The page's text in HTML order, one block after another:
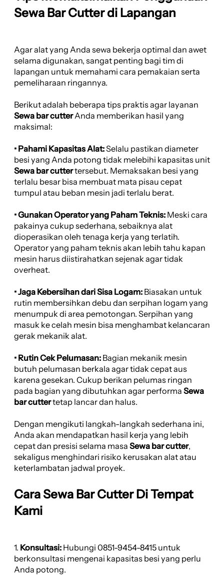
Sewa Bar Cutter di Lapangan
Agar alat yang Anda sewa bekerja optimal dan awet
selama digunakan, sangat penting bagi tim di
lapangan untuk memahami cara pemakaian serta
pemeliharaan ringannya.
Berikut adalah beberapa tips praktis agar layanan
Sewa bar cutterAnda memberikan hasil yang
maksimal:
• Pahami Kapasitas Alat:Selalu pastikan diameter
besi yang Anda potong tidak melebihi kapasitas unit
Sewa bar cuttertersebut. Memaksakan besi yang
terlalu besar bisa membuat mata pisau cepat
tumpul atau beban mesin jadi terlalu berat.
• Gunakan Operator yang Paham Teknis: Meski cara
pakainya cukup sederhana, sebaiknya alat
dioperasikan oleh tenaga kerja yang terlatih.
Operator yang paham teknis akan lebih tahu kapan
mesin harus diistirahatkan sejenak agar tidak
overheat.
• Jaga Kebersihan dari Sisa Logam: Biasakan untuk
rutin membersihkan debu dan serpihan logam yang
menumpuk di area pemotongan. Serpihan yang
masuk ke celah mesin bisa menghambat kelancaran
gerak mekanik alat.
• Rutin Cek Pelumasan: Bagian mekanik mesin
butuh pelumasan berkala agar tidak cepat aus
karena gesekan. Cukup berikan pelumas ringan
pada bagian yang dibutuhkan agar performa Sewa
bar cuttertetap lancar dan halus.
Dengan mengikuti langkah-langkah sederhana ini,
Anda akan mendapatkan hasil kerja yang lebih
cepat dan presisi selama masa Sewa bar cutter,
sekaligus menghindari risiko kerusakan alat atau
keterlambatan jadwal proyek.
Cara Sewa Bar Cutter Di Tempat
Kami
1. Konsultasi: Hubungi 0851-9454-8415 untuk
berkonsultasi mengenai kapasitas besi yang perlu
Anda potong.